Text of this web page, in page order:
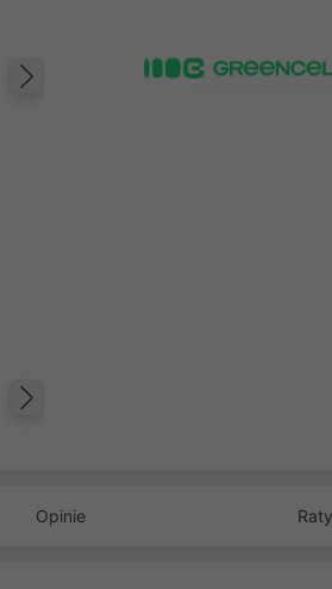
Opinie Raty